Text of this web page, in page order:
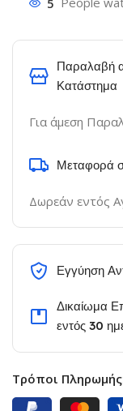
Παραλαβή
Κατάστημα
Για άμεση
Μεταφορά
Δωρεάν εντός
Εγγύηση
Δικαίωμα
εντός 30
Τρόποι